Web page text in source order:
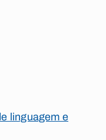
linguagem e